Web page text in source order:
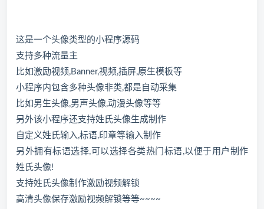
这是一个头像类型的小程序源码
支持多种流量主
比如激励视频,Banner,视频,插屏,原生模板等
小程序内包含多种头像非类,都是自动采集
比如男生头像,男声头像,动漫头像等等
另外该小程序还支持姓氏头像生成制作
自定义姓氏输入,标语,印章等输入制作
另外拥有标语选择,可以选择各类热门标语,以便于用户制作
姓氏头像!
支持姓氏头像制作激励视频解锁
高清头像保存激励视频解锁等等~~~~